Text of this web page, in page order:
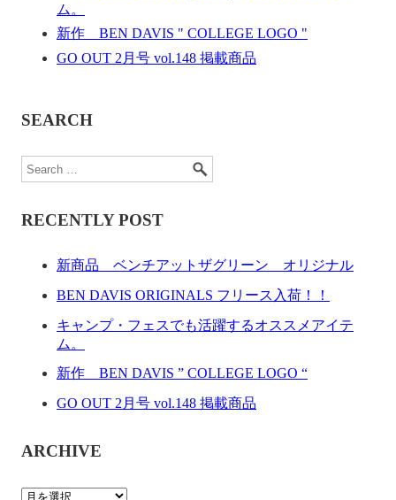
ム。
新作 BEN DAVIS " COLLEGE LOGO "
GO OUT 2月号 vol.148 掲載商品
SEARCH
RECENTLY POST
新商品 ベンチアットザグリーン オリジナル
BEN DAVIS ORIGINALS フリース入荷！！
キャンプ・フェスでも活躍するオススメアイテ
ム。
新作 BEN DAVIS ” COLLEGE LOGO “
GO OUT 2月号 vol.148 掲載商品
ARCHIVE